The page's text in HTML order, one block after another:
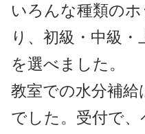
いろんな種類の
り、初級・中級
を選べました。
教室での水分補
でした。受付で